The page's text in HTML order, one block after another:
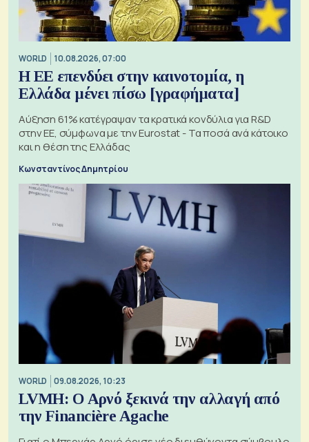
WORLD 10.08.2026, 07:00
Η ΕΕ επενδύει στην καινοτομία, η
Ελλάδα μένει πίσω [γραφήματα]
Αύξηση 61% κατέγραψαν τα κρατικά κονδύλια για R&D
στην ΕΕ, σύμφωνα με την Eurostat - Τα ποσά ανά κάτοικο
και η θέση της Ελλάδας
Κωνσταντίνος Δημητρίου
WORLD 09.08.2026, 10:23
LVMH: Ο Αρνό ξεκινά την αλλαγή από
την Financière Agache